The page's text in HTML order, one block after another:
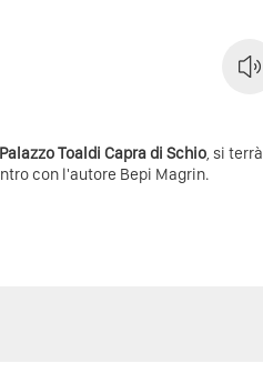
Palazzo Toaldi Capra di Schio, si terrà
con l'autore Bepi Magrin.